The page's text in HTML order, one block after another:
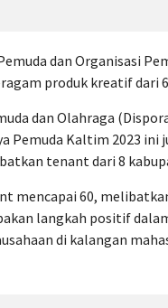
dan Organisasi
produk kreatif dari
dan Olahraga
Pemuda Kaltim 2023 ini
tenant dari 8
mencapai 60,
langkah positif
di kalangan